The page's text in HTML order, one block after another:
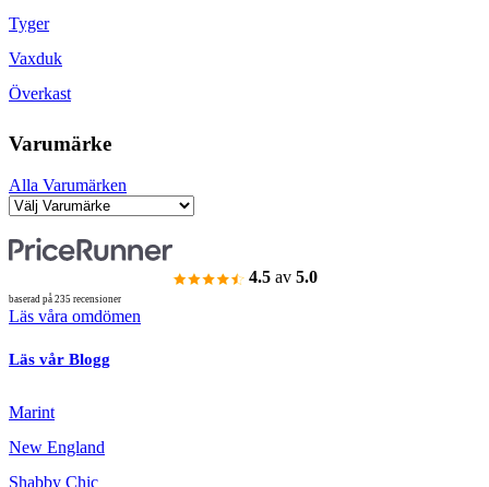
Tyger
Vaxduk
Överkast
Varumärke
Alla Varumärken
4.5 av 5.0
baserad på 235 recensioner
Läs våra omdömen
Läs vår Blogg
Marint
New England
Shabby Chic